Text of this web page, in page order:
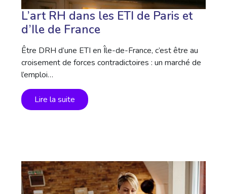
L’art RH dans les ETI de Paris et
d’Ile de France
Être DRH d’une ETI en Île-de-France, c’est être au
croisement de forces contradictoires : un marché de
l’emploi…
Lire la suite